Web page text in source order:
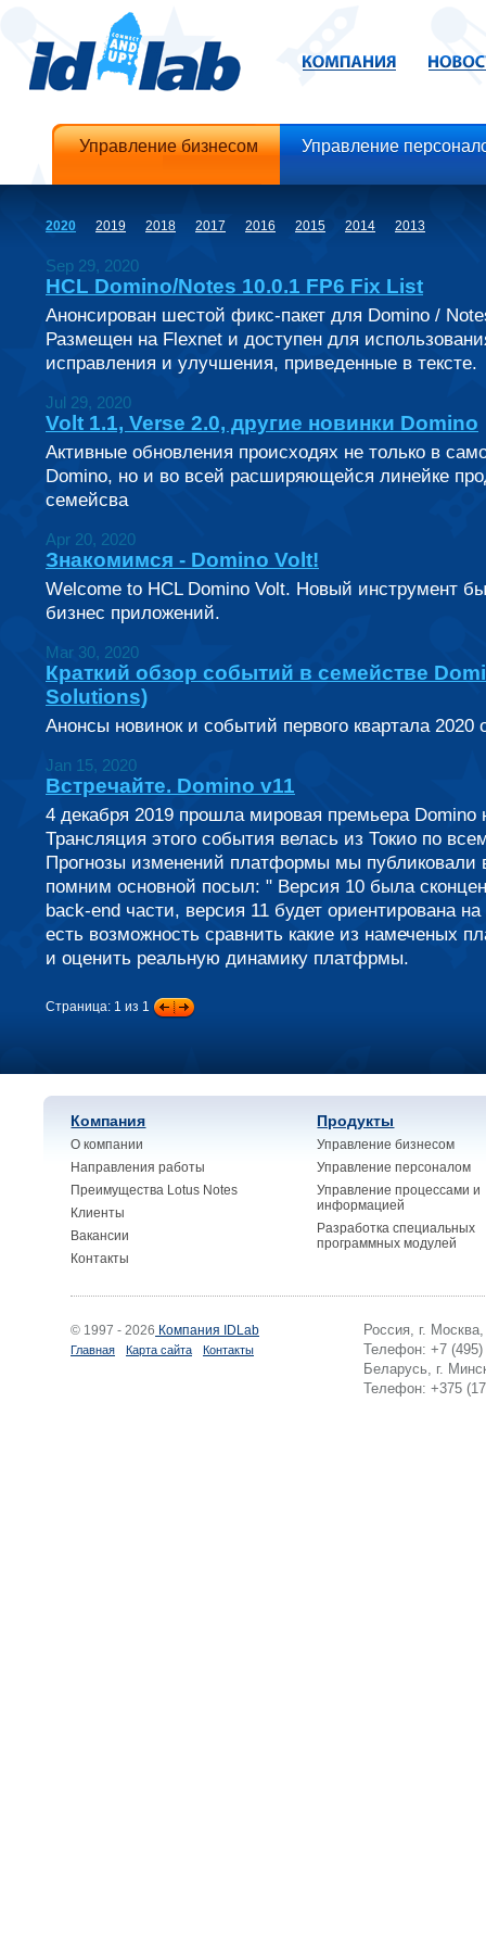
Управление бизнесом Управление
2020 2019 2018 2017 2016 2015 2014 2013
Sep 29, 2020
HCL Domino/Notes 10.0.1 FP6 Fix List
Анонсирован шестой фикс-пакет для Domino /
Размещен на Flexnet и доступен для
исправления и улучшения, приведенные в тексте.
Jul 29, 2020
Volt 1.1, Verse 2.0, другие новинки Domino
Активные обновления происходях не только в
Domino, но и во всей расширяющейся линейке
семейсва
Apr 20, 2020
Знакомимся - Domino Volt!
Welcome to HCL Domino Volt. Новый инструмент
бизнес приложений.
Mar 30, 2020
Краткий обзор событий в семействе
Solutions)
Анонсы новинок и событий первого квартала 2020
Jan 15, 2020
Встречайте. Domino v11
4 декабря 2019 прошла мировая премьера Domino
Трансляция этого события велась из Токио по
Прогнозы изменений платформы мы публиковали
помним основной посыл: " Версия 10 была
back-end части, версия 11 будет ориентирована
есть возможность сравнить какие из намеченых
и оценить реальную динамику платфрмы.
Страница: 1 из 1
Компания
О компании
Направления работы
Преимущества Lotus Notes
Клиенты
Вакансии
Контакты
Продукты
Управление бизнесом
Управление персоналом
Управление процессами и
информацией
Разработка специальных
программных модулей
© 1997 - 2026 Компания IDLab
Главная Карта сайта Контакты
Россия, г.
Телефон: +7 (495)
Беларусь, г.
Телефон: +375